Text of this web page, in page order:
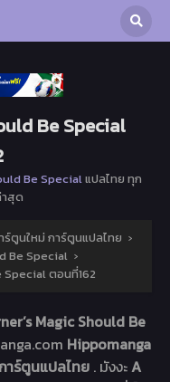
Be Special
Be Specialแปลไทย ทุก
สุด
ร์ตูนใหม่ การ์ตูนแปลไทย ›
Be Special ›
Special ตอนที่162
Magic Should Be
Hippomanga
าร์ตูนแปลไทย . มังงะA